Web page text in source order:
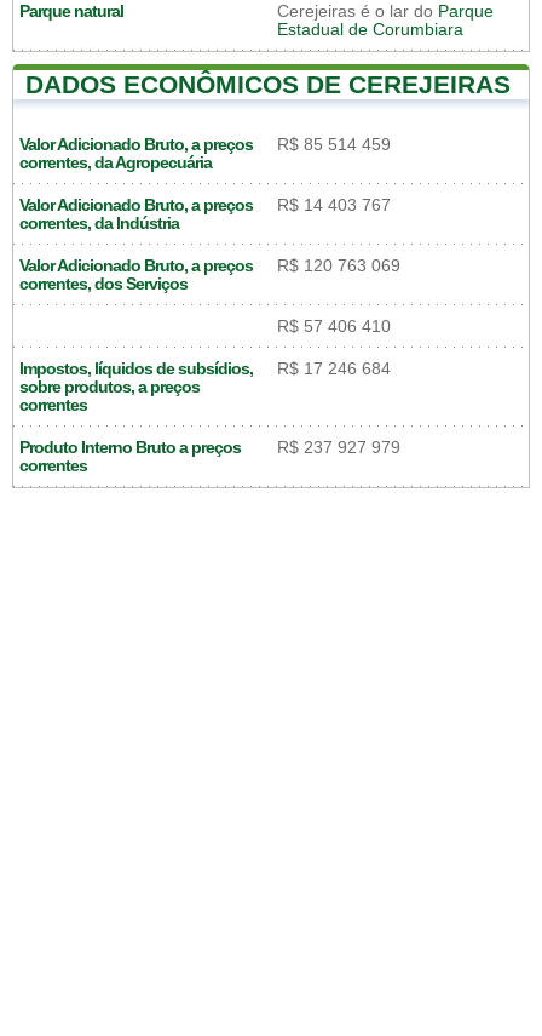
Parque natural Cerejeiras é o lar do Parque
Estadual de Corumbiara
DADOS ECONÔMICOS DE CEREJEIRAS
Valor Adicionado Bruto, a preços
correntes, da Agropecuária
R$ 85 514 459
Valor Adicionado Bruto, a preços
correntes, da Indústria
R$ 14 403 767
Valor Adicionado Bruto, a preços
correntes, dos Serviços
R$ 120 763 069
R$ 57 406 410
Impostos, líquidos de subsídios,
sobre produtos, a preços
correntes
R$ 17 246 684
Produto Interno Bruto a preços
correntes
R$ 237 927 979